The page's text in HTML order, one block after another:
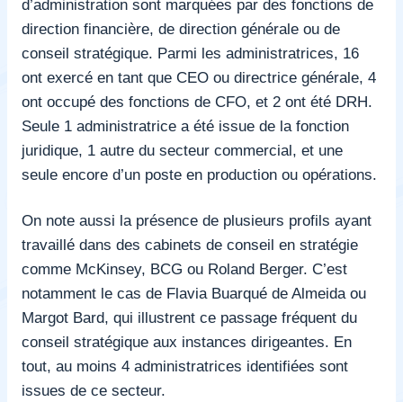
d’administration sont marquées par des fonctions de
direction financière, de direction générale ou de
conseil stratégique. Parmi les administratrices, 16
ont exercé en tant que CEO ou directrice générale, 4
ont occupé des fonctions de CFO, et 2 ont été DRH.
Seule 1 administratrice a été issue de la fonction
juridique, 1 autre du secteur commercial, et une
seule encore d’un poste en production ou opérations.
On note aussi la présence de plusieurs profils ayant
travaillé dans des cabinets de conseil en stratégie
comme McKinsey, BCG ou Roland Berger. C’est
notamment le cas de Flavia Buarqué de Almeida ou
Margot Bard, qui illustrent ce passage fréquent du
conseil stratégique aux instances dirigeantes. En
tout, au moins 4 administratrices identifiées sont
issues de ce secteur.